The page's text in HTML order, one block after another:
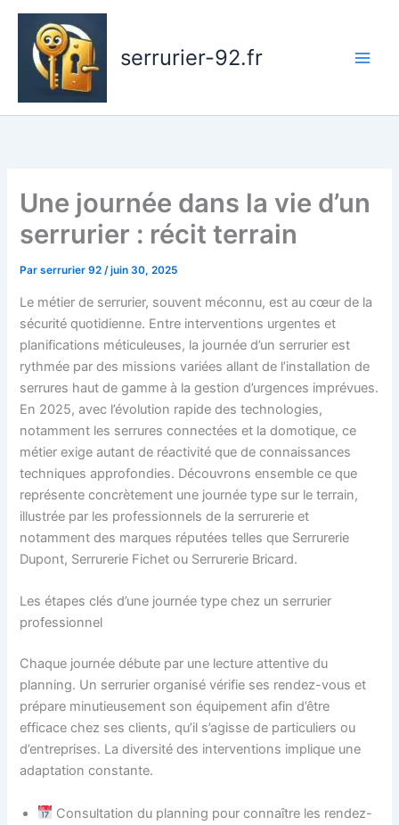
Aller
contenu
serrurier-92.fr
Une journée dans la vie d’un
serrurier : récit terrain
Parserrurier 92/juin 30, 2025
Le métier de serrurier, souvent méconnu, est au cœur de la
sécurité quotidienne. Entre interventions urgentes et
planifications méticuleuses, la journée d’un serrurier est
rythmée par des missions variées allant de l’installation de
serrures haut de gamme à la gestion d’urgences imprévues.
En 2025, avec l’évolution rapide des technologies,
notamment les serrures connectées et la domotique, ce
métier exige autant de réactivité que de connaissances
techniques approfondies. Découvrons ensemble ce que
représente concrètement une journée type sur le terrain,
illustrée par les professionnels de la serrurerie et
notamment des marques réputées telles que Serrurerie
Dupont, Serrurerie Fichet ou Serrurerie Bricard.
Les étapes clés d’une journée type chez un serrurier
professionnel
Chaque journée débute par une lecture attentive du
planning. Un serrurier organisé vérifie ses rendez-vous et
prépare minutieusement son équipement afin d’être
efficace chez ses clients, qu’il s’agisse de particuliers ou
d’entreprises. La diversité des interventions implique une
adaptation constante.
Consultation du planning pour connaître les rendez-